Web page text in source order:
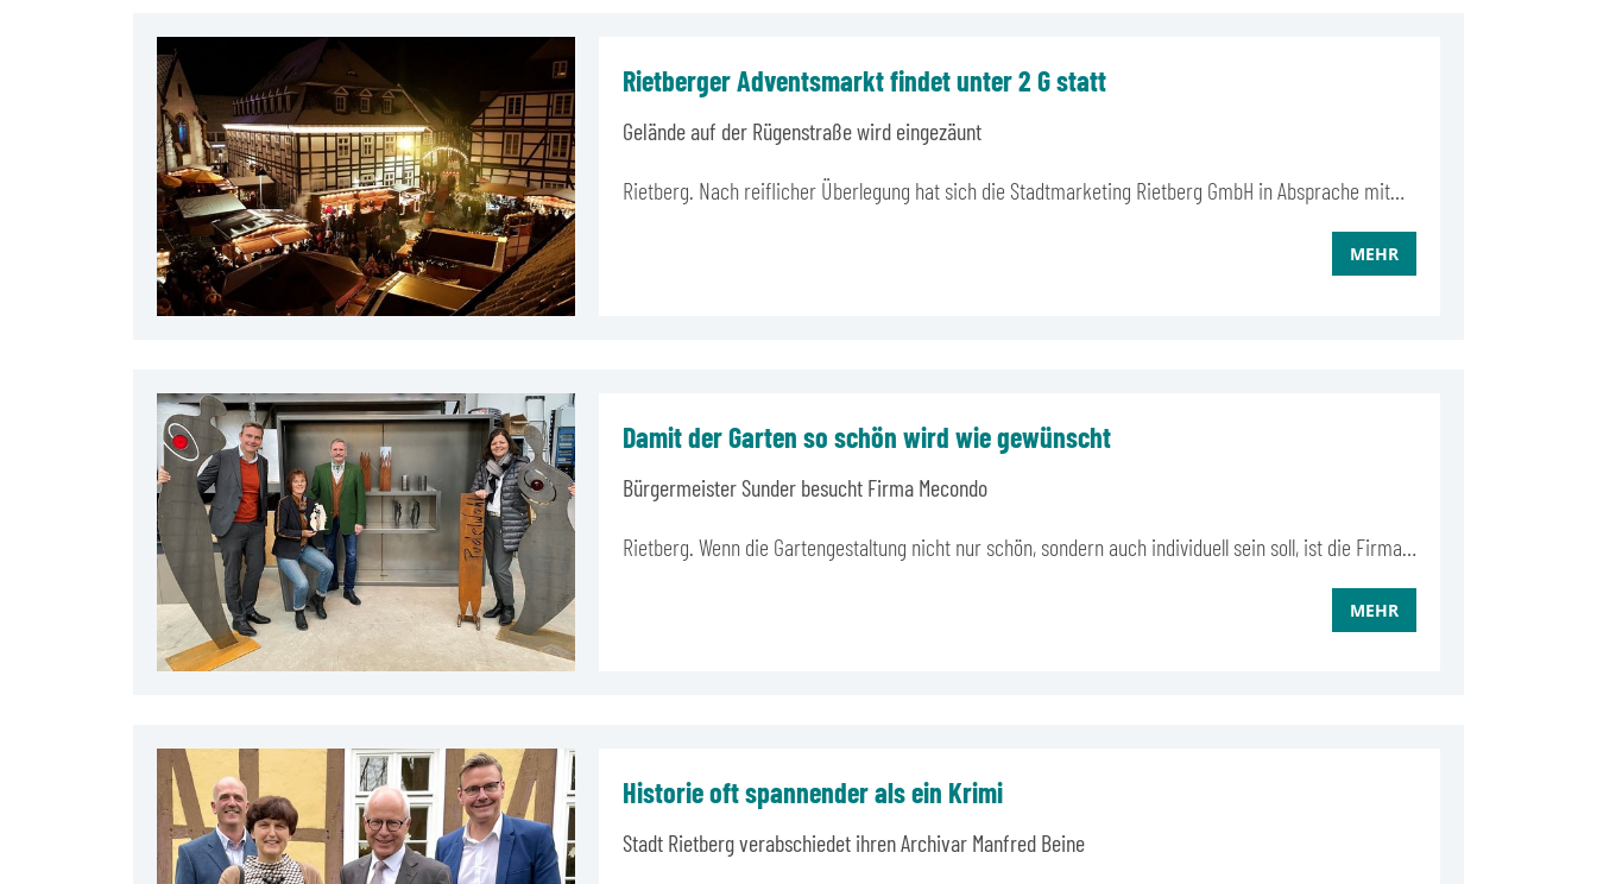
Rietberger Adventsmarkt findet unter 2 G statt
Gelände auf der Rügenstraße wird eingezäunt
Rietberg. Nach reiflicher Überlegung hat sich die Stadtmarketing Rietberg GmbH in Absprache mit…
MEHR
Damit der Garten so schön wird wie gewünscht
Bürgermeister Sunder besucht Firma Mecondo
Rietberg. Wenn die Gartengestaltung nicht nur schön, sondern auch individuell sein soll, ist die Firma…
MEHR
Historie oft spannender als ein Krimi
Stadt Rietberg verabschiedet ihren Archivar Manfred Beine